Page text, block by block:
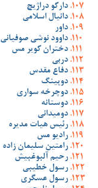
دارکو دراژیچ
دانیال اسلامی
داور
داوود نوشی صوفیانی
دختران کویر مس
دربی
دفاع مقدس
دوپینگ
دوچرخه سواری
دوستانه
دومیدانی
رئیس هیات مدیره
رادیو مس
رامتین سلیمان زاده
رحیم آلبوغبیش
رسول خطیبی
رسول عسگری